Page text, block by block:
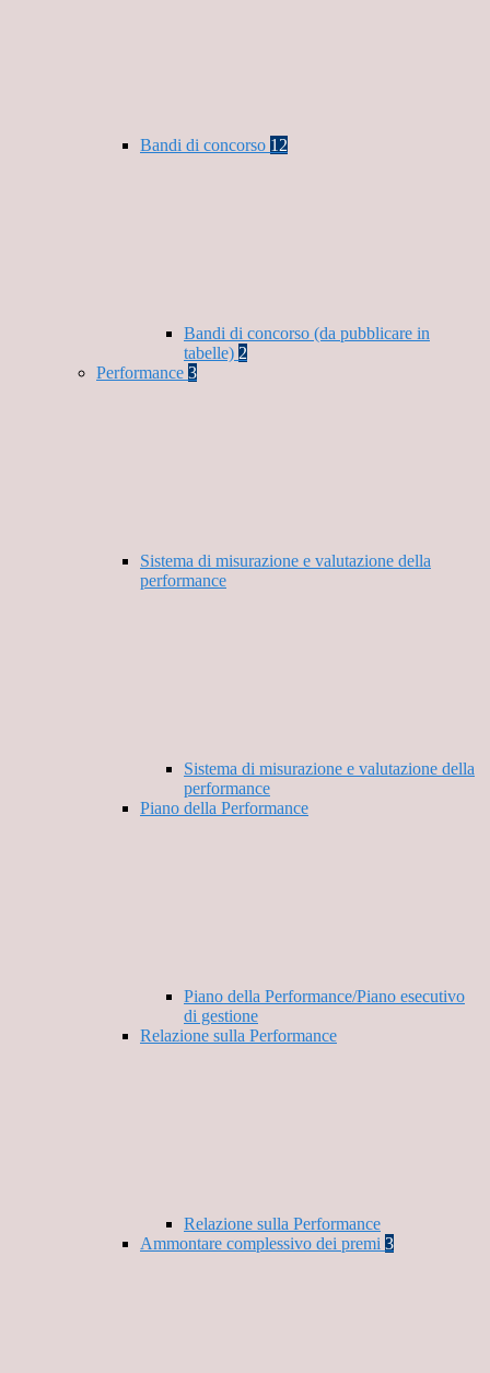
Bandi di concorso 12
Bandi di concorso (da pubblicare in
tabelle) 2
Performance 3
Sistema di misurazione e valutazione della
performance
Sistema di misurazione e valutazione della
performance
Piano della Performance
Piano della Performance/Piano esecutivo
di gestione
Relazione sulla Performance
Relazione sulla Performance
Ammontare complessivo dei premi 3